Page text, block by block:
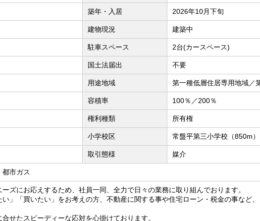
築年・入居 2026年10月下旬
建物現況 建築中
駐車スペース 2台(カースペース)
国土法届出 不要
用途地域 第一種低層住居専用地域／
容積率 100％／200％
権利種類 所有権
小学校区 常盤平第三小学校（850m）
取引態様 媒介
市ガス
ズにお応えするため、社員一同、全力で日々の業務に取り組んでおります。
」「買いたい」をお考えの方、不動産に関する事や住宅ローン・税金の事など
せたスピーディーな応対を心掛けております。